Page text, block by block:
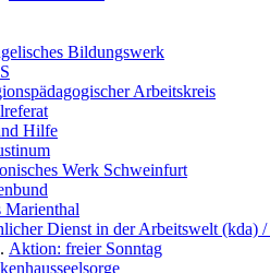
Bildungswerk
Arbeitskreis
Hilfe
Werk Schweinfurt
Marienthal
Dienst in der Arbeitswelt (kda) /
Aktion: freier Sonntag